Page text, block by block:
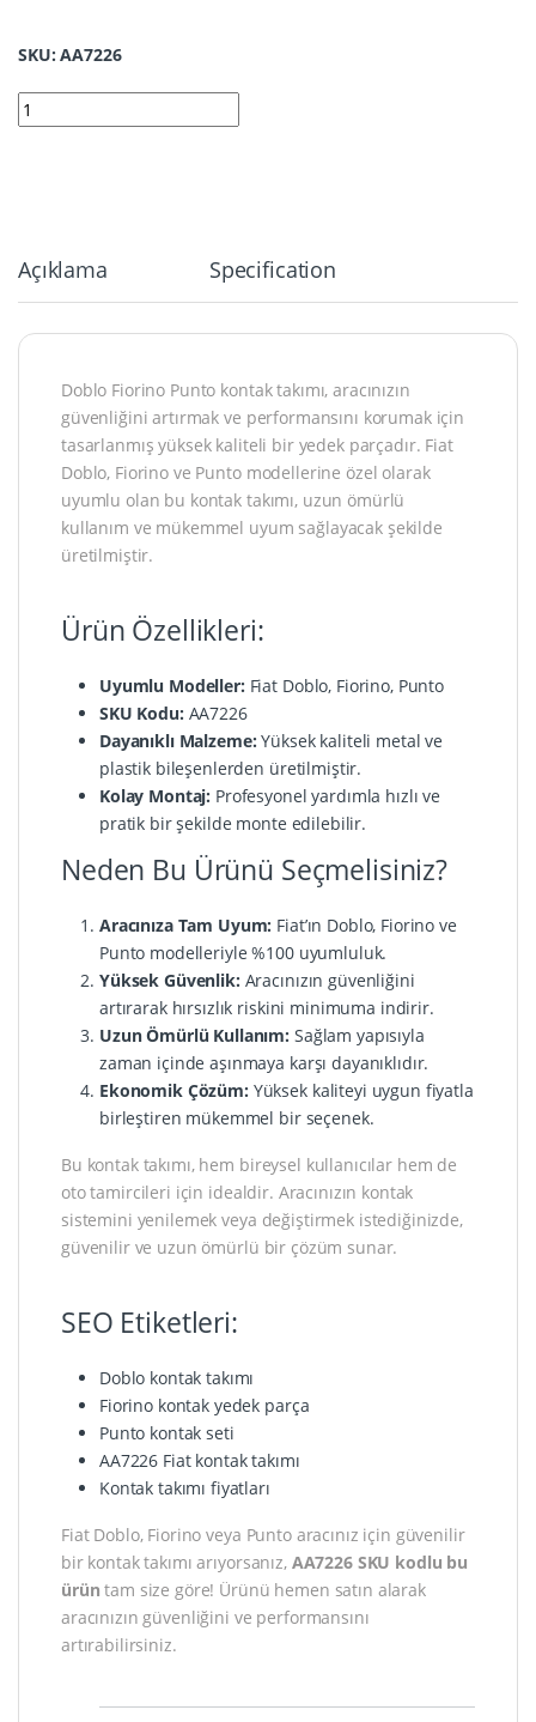
SKU: AA7226
7226 | Doblo Fiorino Punto Kontak Takımı quantity
Açıklama Specification
Doblo Fiorino Punto kontak takımı, aracınızın
güvenliğini artırmak ve performansını korumak için
tasarlanmış yüksek kaliteli bir yedek parçadır. Fiat
Doblo, Fiorino ve Punto modellerine özel olarak
uyumlu olan bu kontak takımı, uzun ömürlü
kullanım ve mükemmel uyum sağlayacak şekilde
üretilmiştir.
Ürün Özellikleri:
Uyumlu Modeller: Fiat Doblo, Fiorino, Punto
SKU Kodu: AA7226
Dayanıklı Malzeme: Yüksek kaliteli metal ve
plastik bileşenlerden üretilmiştir.
Kolay Montaj: Profesyonel yardımla hızlı ve
pratik bir şekilde monte edilebilir.
Neden Bu Ürünü Seçmelisiniz?
Aracınıza Tam Uyum: Fiat’ın Doblo, Fiorino ve
Punto modelleriyle %100 uyumluluk.
Yüksek Güvenlik: Aracınızın güvenliğini
artırarak hırsızlık riskini minimuma indirir.
Uzun Ömürlü Kullanım: Sağlam yapısıyla
zaman içinde aşınmaya karşı dayanıklıdır.
Ekonomik Çözüm: Yüksek kaliteyi uygun fiyatla
birleştiren mükemmel bir seçenek.
Bu kontak takımı, hem bireysel kullanıcılar hem de
oto tamircileri için idealdir. Aracınızın kontak
sistemini yenilemek veya değiştirmek istediğinizde,
güvenilir ve uzun ömürlü bir çözüm sunar.
SEO Etiketleri:
Doblo kontak takımı
Fiorino kontak yedek parça
Punto kontak seti
AA7226 Fiat kontak takımı
Kontak takımı fiyatları
Fiat Doblo, Fiorino veya Punto aracınız için güvenilir
bir kontak takımı arıyorsanız, AA7226 SKU kodlu bu
ürün tam size göre! Ürünü hemen satın alarak
aracınızın güvenliğini ve performansını
artırabilirsiniz.